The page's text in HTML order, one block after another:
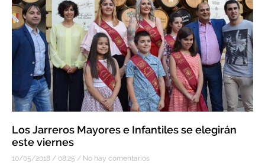
Los Jarreros Mayores e Infantiles se elegirán
este viernes
10/05/2018 08:25 No hay comentarios